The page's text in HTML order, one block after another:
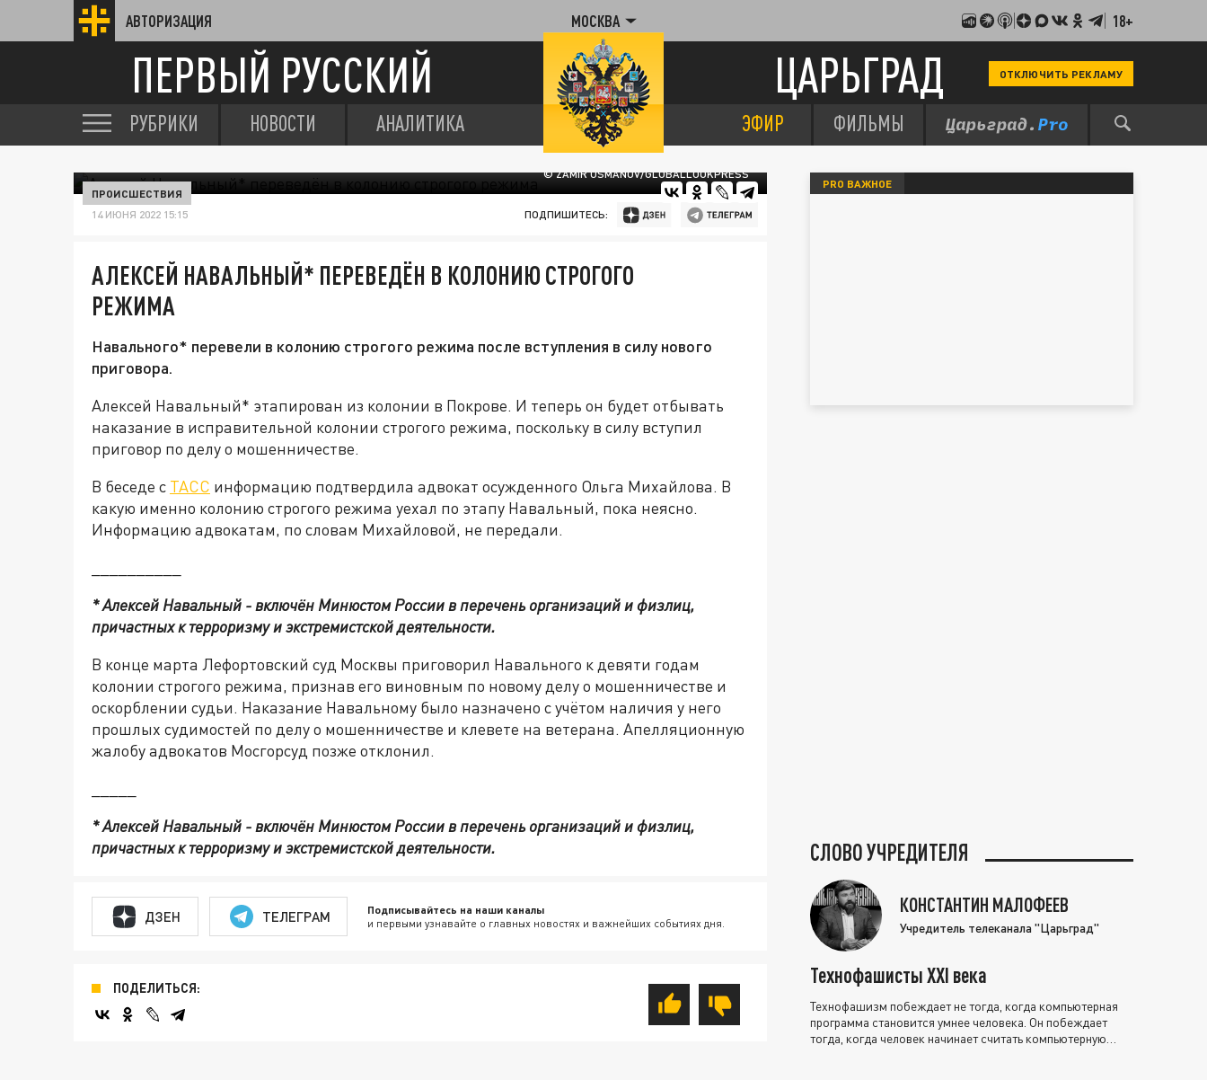
АВТОРИЗАЦИЯ МОСКВА 18+
ПЕРВЫЙ РУССКИЙ ЦАРЬГРАД ОТКЛЮЧИТЬ РЕКЛАМУ
РУБРИКИ НОВОСТИ АНАЛИТИКА ЭФИР ФИЛЬМЫ
© ZAMIR USMANOV/GLOBALLOOKPRESS
ПРОИСШЕСТВИЯ
14 ИЮНЯ 2022 15:15 ПОДПИШИТЕСЬ:
АЛЕКСЕЙ НАВАЛЬНЫЙ* ПЕРЕВЕДЁН В КОЛОНИЮ СТРОГОГО
РЕЖИМА
Навального* перевели в колонию строгого режима после вступления в силу нового
приговора.
Алексей Навальный* этапирован из колонии в Покрове. И теперь он будет отбывать
наказание в исправительной колонии строгого режима, поскольку в силу вступил
приговор по делу о мошенничестве.
В беседе с ТАСС информацию подтвердила адвокат осужденного Ольга Михайлова. В
какую именно колонию строгого режима уехал по этапу Навальный, пока неясно.
Информацию адвокатам, по словам Михайловой, не передали.
* Алексей Навальный - включён Минюстом России в перечень организаций и физлиц,
причастных к терроризму и экстремистской деятельности.
В конце марта Лефортовский суд Москвы приговорил Навального к девяти годам
колонии строгого режима, признав его виновным по новому делу о мошенничестве и
оскорблении судьи. Наказание Навальному было назначено с учётом наличия у него
прошлых судимостей по делу о мошенничестве и клевете на ветерана. Апелляционную
жалобу адвокатов Мосгорсуд позже отклонил.
* Алексей Навальный - включён Минюстом России в перечень организаций и физлиц,
причастных к терроризму и экстремистской деятельности.
ДЗЕН ТЕЛЕГРАМ Подписывайтесь на наши каналы
и первыми узнавайте о главных новостях и важнейших событиях дня.
ПОДЕЛИТЬСЯ:
PRO ВАЖНОЕ
СЛОВО УЧРЕДИТЕЛЯ
КОНСТАНТИН МАЛОФЕЕВ
Учредитель телеканала "Царьград"
Технофашисты XXI века
Технофашизм побеждает не тогда, когда компьютерная
программа становится умнее человека. Он побеждает
тогда, когда человек начинает считать компьютерную